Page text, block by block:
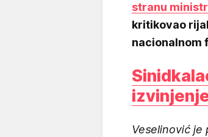
stranu
kritikovao
nacionalnom
Veselinović